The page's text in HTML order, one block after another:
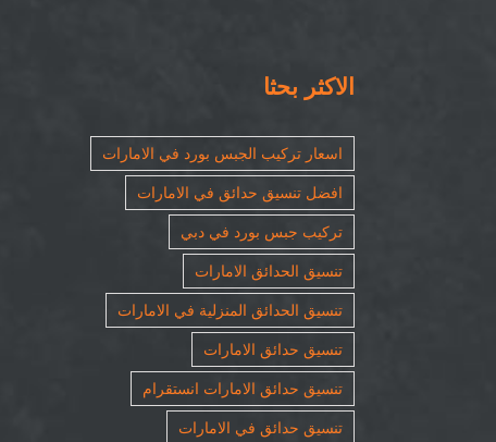
الاكثر بحثا
اسعار تركيب الجبس بورد في الامارات
افضل تنسيق حدائق في الامارات
تركيب جبس بورد في دبي
تنسيق الحدائق الامارات
تنسيق الحدائق المنزلية في الامارات
تنسيق حدائق الامارات
تنسيق حدائق الامارات انستقرام
تنسيق حدائق في الامارات